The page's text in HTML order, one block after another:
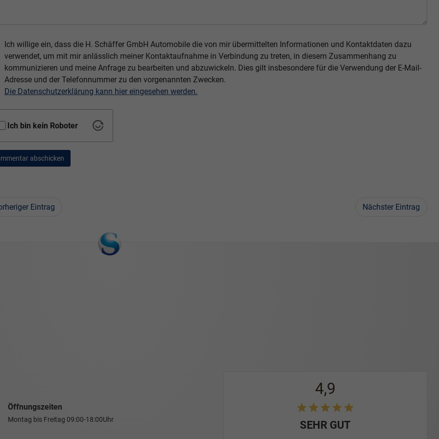
Ich willige ein, dass die H. Schäffer GmbH Automobile die von mir übermittelten Informationen und Kontaktdaten dazu
verwendet, um mit mir anlässlich meiner Kontaktaufnahme in Verbindung zu treten, in diesem Zusammenhang zu
kommunizieren und meine Anfrage zu bearbeiten und abzuwickeln. Dies gilt insbesondere für die Verwendung der E-Mail-
Adresse und der Telefonnummer zu den vorgenannten Zwecken.
Die Datenschutzerklärung kann hier eingesehen werden.
Ich bin kein Roboter
abschicken
Eintrag Nächster Eintrag
Öffnungszeiten
Montag bis Freitag 09:00-18:00Uhr
4,9
SEHR GUT